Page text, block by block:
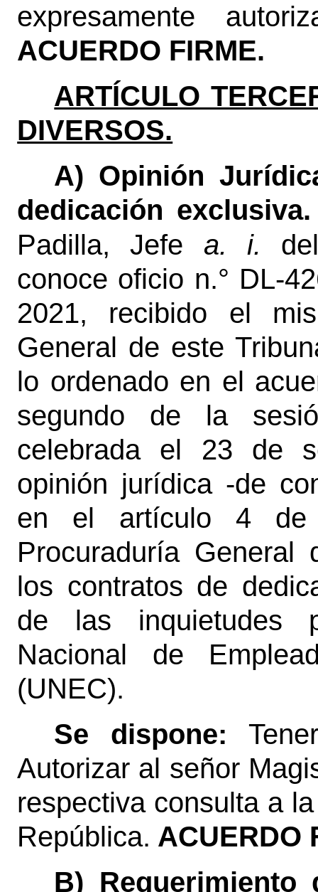
expresamente
ACUERDO FIRME.
ARTÍCULO
DIVERSOS.
A) Opinión
dedicación exclusiva.
Padilla, Jefe a. i.
conoce oficio n.° DL-
2021, recibido el
General de este
lo ordenado en el
segundo de la
celebrada el 23 de
opinión jurídica -de
en el artículo 4
Procuraduría
los contratos de
de las inquietudes
Nacional de
(UNEC).
Se dispone:
Autorizar al señor
respectiva consulta a
República. ACUERDO
B)